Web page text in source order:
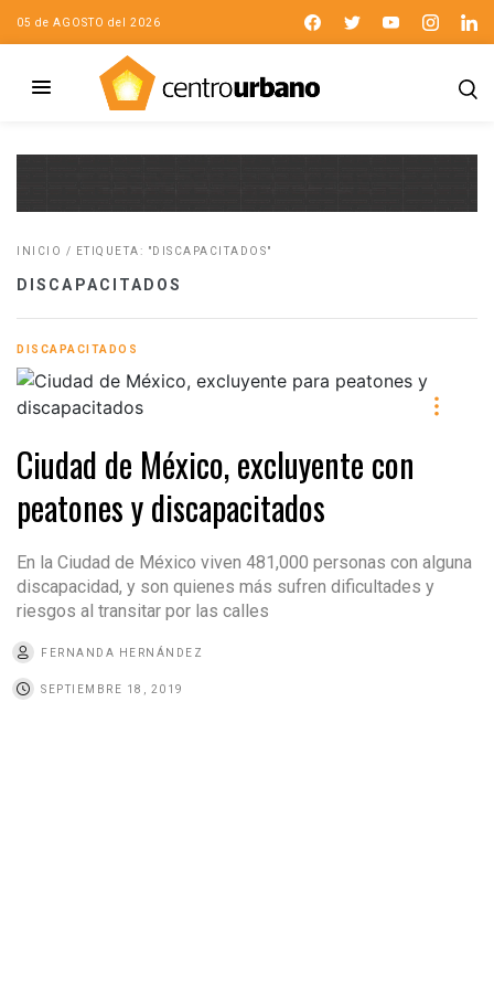
05 de AGOSTO del 2026
INICIO / ETIQUETA: "DISCAPACITADOS"
DISCAPACITADOS
DISCAPACITADOS
Ciudad de México, excluyente con
peatones y discapacitados
En la Ciudad de México viven 481,000 personas con alguna
discapacidad, y son quienes más sufren dificultades y
riesgos al transitar por las calles
FERNANDA HERNÁNDEZ
SEPTIEMBRE 18, 2019